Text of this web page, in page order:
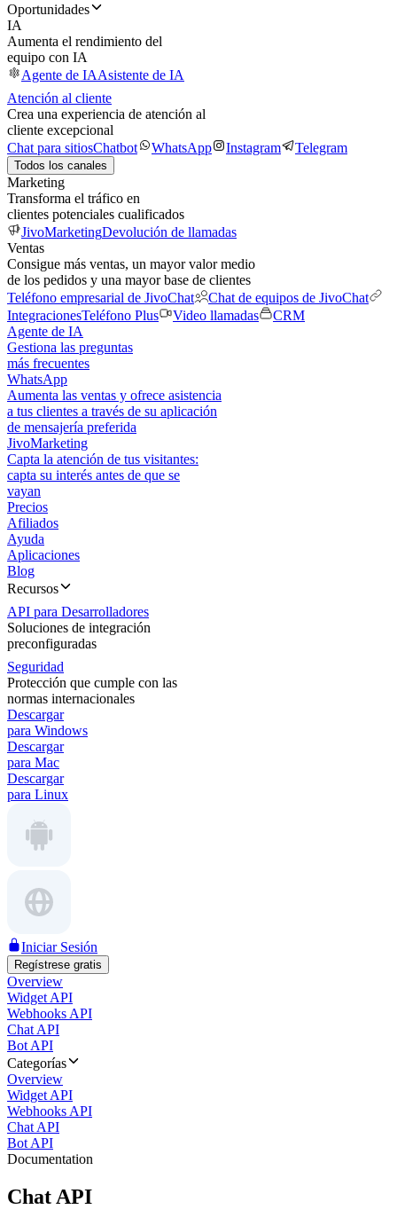
Oportunidades
IA
Aumenta el rendimiento del
equipo con IA
Agente de IAAsistente de IA
Atención al cliente
Crea una experiencia de atención al
cliente excepcional
Chat para sitiosChatbot WhatsApp Instagram Telegram
Todos los canales
Marketing
Transforma el tráfico en
clientes potenciales cualificados
JivoMarketingDevolución de llamadas
Ventas
Consigue más ventas, un mayor valor medio
de los pedidos y una mayor base de clientes
Teléfono empresarial de JivoChat
Chat de equipos de JivoChat
IntegracionesTeléfono Plus Video llamadas
CRM
Agente de IA
Gestiona las preguntas
más frecuentes
WhatsApp
Aumenta las ventas y ofrece asistencia
a tus clientes a través de su aplicación
de mensajería preferida
JivoMarketing
Capta la atención de tus visitantes:
capta su interés antes de que se
vayan
Precios
Afiliados
Ayuda
Aplicaciones
Blog
Recursos
API para Desarrolladores
Soluciones de integración
preconfiguradas
Seguridad
Protección que cumple con las
normas internacionales
Descargar
para Windows
Descargar
para Mac
Descargar
para Linux
Iniciar Sesión
Regístrese gratis
Overview
Widget API
Webhooks API
Chat API
Bot API
Categorías
Overview
Widget API
Webhooks API
Chat API
Bot API
Documentation
Chat API